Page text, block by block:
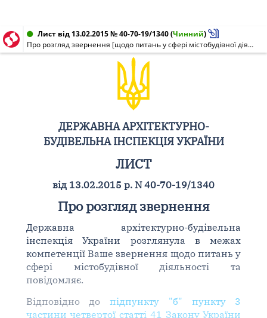
Лист від 13.02.2015 № 40-70-19/1340(Чинний)
Про розгляд звернення [щодо питань у сфері містобудівної діяльності]
ДЕРЖАВНА АРХІТЕКТУРНО-
БУДІВЕЛЬНА ІНСПЕКЦІЯ УКРАЇНИ
ЛИСТ
від 13.02.2015 р. N 40-70-19/1340
Про розгляд звернення
Державна архітектурно-будівельна
інспекція України розглянула в межах
компетенції Ваше звернення щодо питань у
сфері містобудівної діяльності та
повідомляє.
Відповідно допідпункту "б" пункту 3
частини четвертої статті 41 Закону України